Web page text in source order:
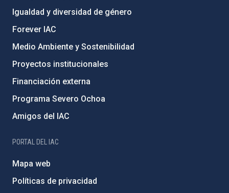
Igualdad y diversidad de género
Forever IAC
Medio Ambiente y Sostenibilidad
Proyectos institucionales
Financiación externa
Programa Severo Ochoa
Amigos del IAC
PORTAL DEL IAC
Mapa web
Políticas de privacidad